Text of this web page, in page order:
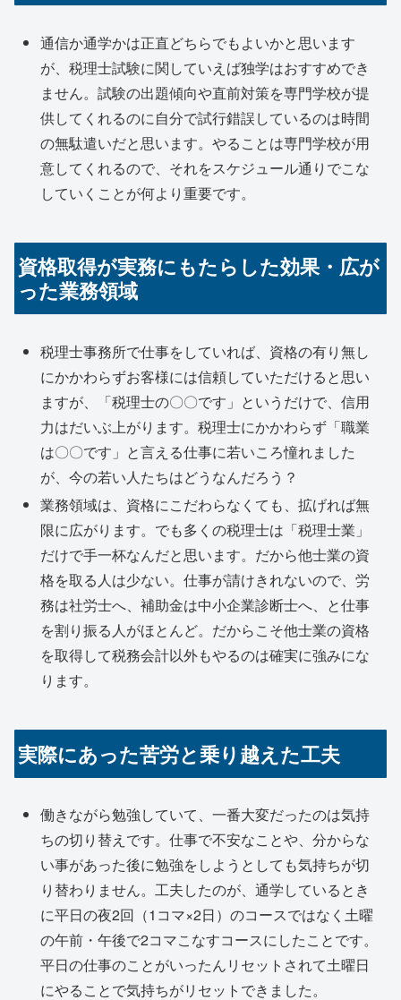
通信か通学かは正直どちらでもよいかと思います
が、税理士試験に関していえば独学はおすすめでき
ません。試験の出題傾向や直前対策を専門学校が提
供してくれるのに自分で試行錯誤しているのは時間
の無駄遣いだと思います。やることは専門学校が用
意してくれるので、それをスケジュール通りでこな
していくことが何より重要です。
資格取得が実務にもたらした効果・広が
った業務領域
税理士事務所で仕事をしていれば、資格の有り無し
にかかわらずお客様には信頼していただけると思い
ますが、「税理士の〇〇です」というだけで、信用
力はだいぶ上がります。税理士にかかわらず「職業
は〇〇です」と言える仕事に若いころ憧れました
が、今の若い人たちはどうなんだろう？
業務領域は、資格にこだわらなくても、拡げれば無
限に広がります。でも多くの税理士は「税理士業」
だけで手一杯なんだと思います。だから他士業の資
格を取る人は少ない。仕事が請けきれないので、労
務は社労士へ、補助金は中小企業診断士へ、と仕事
を割り振る人がほとんど。だからこそ他士業の資格
を取得して税務会計以外もやるのは確実に強みにな
ります。
実際にあった苦労と乗り越えた工夫
働きながら勉強していて、一番大変だったのは気持
ちの切り替えです。仕事で不安なことや、分からな
い事があった後に勉強をしようとしても気持ちが切
り替わりません。工夫したのが、通学しているとき
に平日の夜2回（1コマ×2日）のコースではなく土曜
の午前・午後で2コマこなすコースにしたことです。
平日の仕事のことがいったんリセットされて土曜日
にやることで気持ちがリセットできました。